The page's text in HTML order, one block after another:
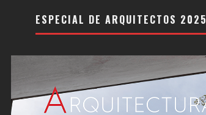
ESPECIAL DE ARQUITECTOS 2025